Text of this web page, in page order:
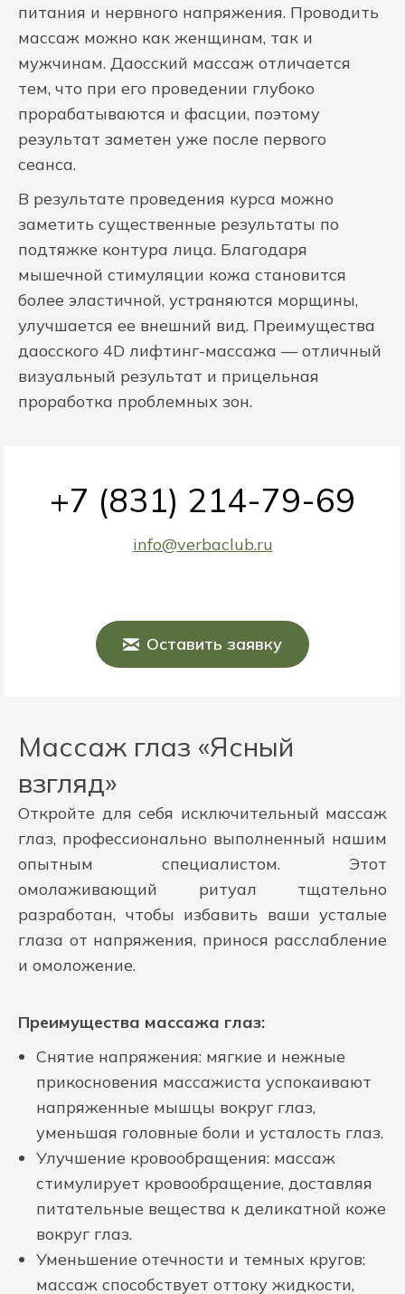
питания и нервного напряжения. Проводить
массаж можно как женщинам, так и
мужчинам. Даосский массаж отличается
тем, что при его проведении глубоко
прорабатываются и фасции, поэтому
результат заметен уже после первого
сеанса.
В результате проведения курса можно
заметить существенные результаты по
подтяжке контура лица. Благодаря
мышечной стимуляции кожа становится
более эластичной, устраняются морщины,
улучшается ее внешний вид. Преимущества
даосского 4D лифтинг-массажа — отличный
визуальный результат и прицельная
проработка проблемных зон.
+7 (831) 214-79-69
info@verbaclub.ru
Оставить заявку
Массаж глаз «Ясный
взгляд»
Откройте для себя исключительный массаж
глаз, профессионально выполненный нашим
опытным специалистом. Этот
омолаживающий ритуал тщательно
разработан, чтобы избавить ваши усталые
глаза от напряжения, принося расслабление
и омоложение.
Преимущества массажа глаз:
Снятие напряжения: мягкие и нежные
прикосновения массажиста успокаивают
напряженные мышцы вокруг глаз,
уменьшая головные боли и усталость глаз.
Улучшение кровообращения: массаж
стимулирует кровообращение, доставляя
питательные вещества к деликатной коже
вокруг глаз.
Уменьшение отечности и темных кругов:
массаж способствует оттоку жидкости,